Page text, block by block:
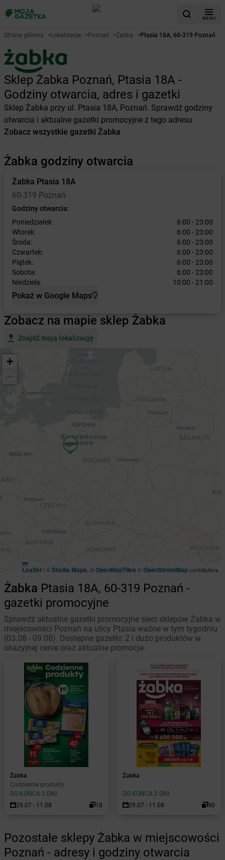
MENU
Strona główna >Lokalizacje >Poznań >Żabka >Ptasia 18A, 60-319 Poznań
Sklep Żabka Poznań, Ptasia 18A -
Godziny otwarcia, adres i gazetki
Sklep Żabka przy ul. Ptasia 18A, Poznań. Sprawdź godziny
otwarcia i aktualne gazetki promocyjne z tego adresu
Zobacz wszystkie gazetki Żabka
Żabka godziny otwarcia
Żabka Ptasia 18A
60-319 Poznań
Godziny otwarcia:
Poniedziałek:
6:00 - 23:00
Wtorek:
6:00 - 23:00
Środa:
6:00 - 23:00
Czwartek:
6:00 - 23:00
Piątek:
6:00 - 23:00
Sobota:
6:00 - 23:00
Niedziela:
10:00 - 21:00
Pokaż w Google Maps
Zobacz na mapie sklep Żabka
Znajdź moją lokalizację
+
Leaflet | ©Stadia Maps , ©OpenMapTiles ©OpenStreetMapcontributors
Żabka Ptasia 18A, 60-319 Poznań -
gazetki promocyjne
Sprawdź aktualne gazetki promocyjne sieci sklepów Żabka w
miejscowości Poznań na ulicy Ptasia ważne w tym tygodniu
(03.08 - 09.08). Dostępne gazetki: 2 i dużo produktów w
okazyjnej cenie oraz aktualne promocje.
Żabka
Codzienne produkty
DO KOŃCA 2 DNI
29.07 - 11.08
18
Żabka
DO KOŃCA 2 DNI
29.07 - 11.08
90
Pozostałe sklepy Żabka w miejscowości
Poznań - adresy i godziny otwarcia